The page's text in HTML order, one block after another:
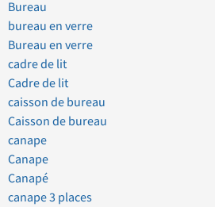
Bureau
bureau en verre
Bureau en verre
cadre de lit
Cadre de lit
caisson de bureau
Caisson de bureau
canape
Canape
Canapé
canape 3 places